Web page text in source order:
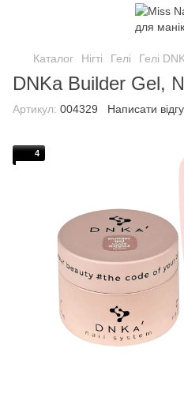
Каталог Нігті Гелі Гелі
DNKa Builder Gel,
Артикул: 004329 Написати
4